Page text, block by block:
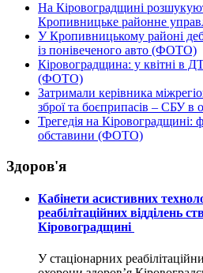
На Кіровоградщині
Кропивницьке районне
У Кропивницькому районі
із понівеченого авто (ФОТО)
Кіровоградщина: у квітні в
(ФОТО)
Затримали керівника
зброї та боєприпасів – СБУ в
Трегедія на Кіровоградщині:
обставини (ФОТО)
Здоров'я
Кабінети асистивних
реабілітаційних відділень
Кіровоградщині
У стаціонарних